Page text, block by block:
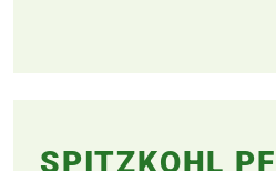
SPITZKOHL